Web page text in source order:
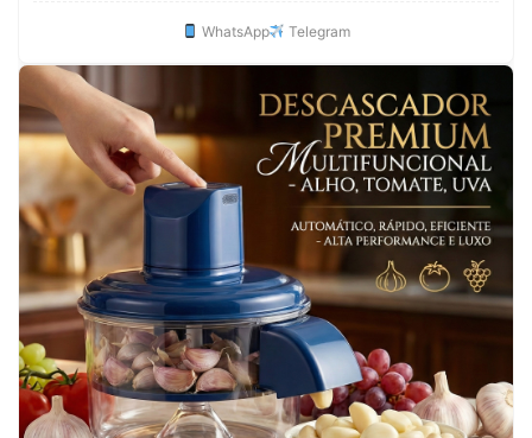
WhatsApp Telegram